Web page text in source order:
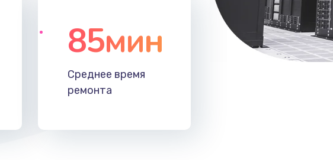
85мин
Среднее время
ремонта